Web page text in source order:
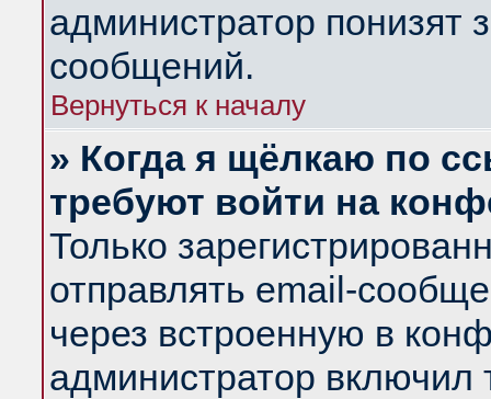
администратор понизят
сообщений.
Вернуться к началу
» Когда я щёлкаю по
требуют войти на
Только
отправлять email-
через встроенную в
администратор